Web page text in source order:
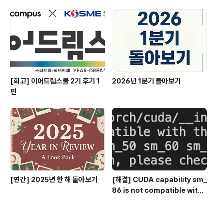
임아웃 시간 설정
[회고] 이어드림스쿨 2기 후기 1
편
2026년 1분기 돌아보기
[연간] 2025년 한 해 돌아보기
[해결] CUDA capability sm_
86 is not compatible with t